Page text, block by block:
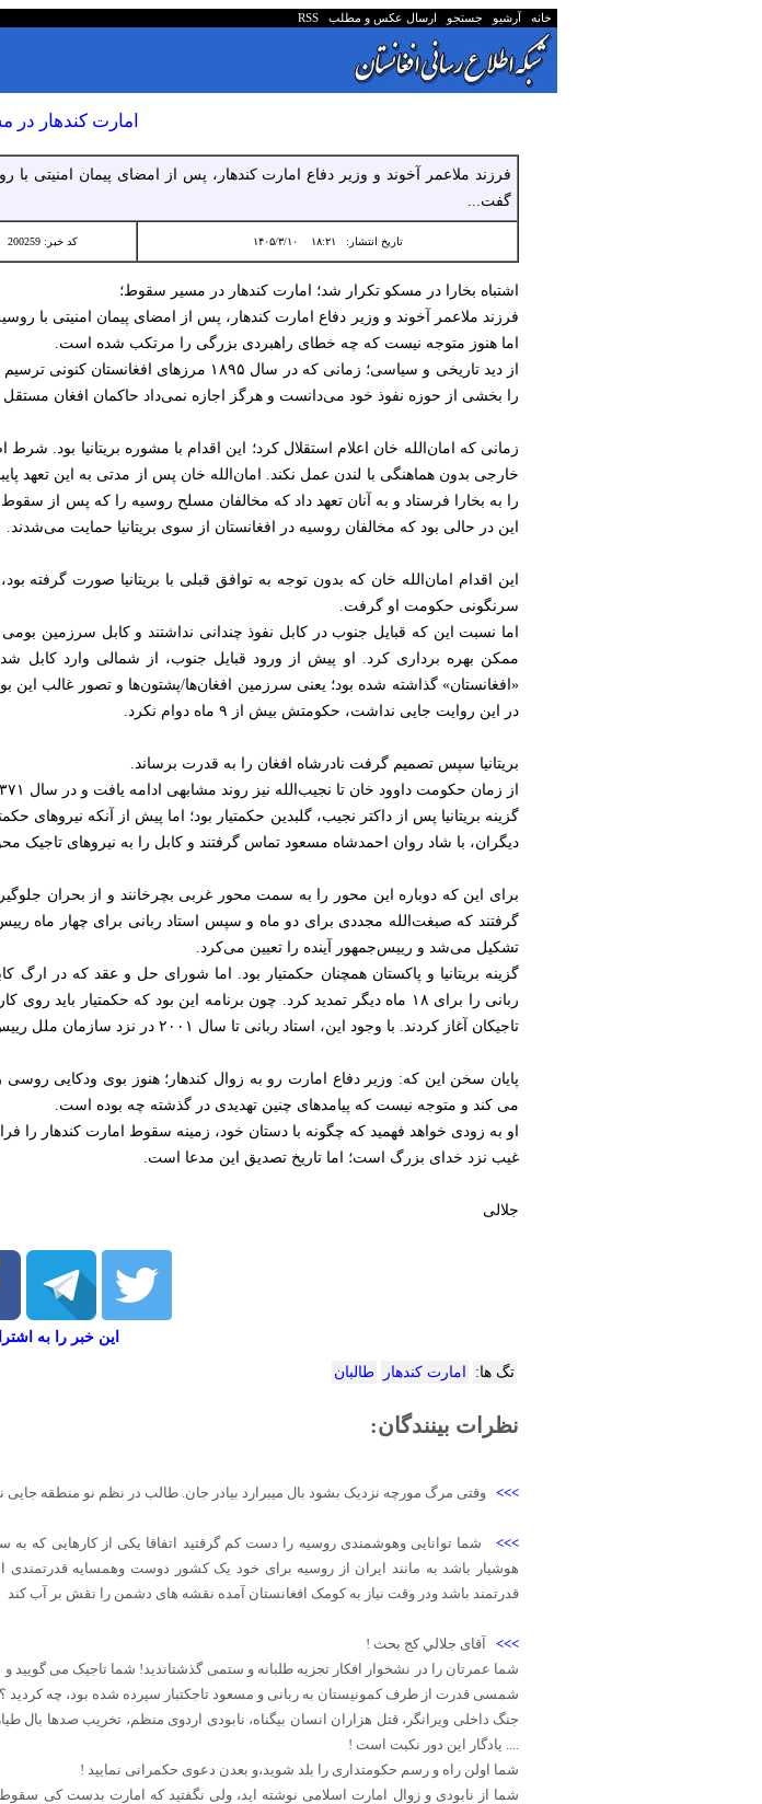
خانه آرشیو جستجو ارسال عکس و مطلب RSS
امارت کندهار
فرزند ملاعمر آخوند و وزیر دفاع امارت کندهار، پس از امضای پیمان امنیتی
گفت...
تاریخ انتشار: ۱۸:۲۱ ۱۴۰۵/۳/۱۰ کد خبر: 200259
اشتباه بخارا در مسکو تکرار شد؛ امارت کندهار در مسیر سقوط؛
فرزند ملاعمر آخوند و وزیر دفاع امارت کندهار، پس از امضای پیمان امنیتی با
اما هنوز متوجه نیست که چه خطای راهبردی بزرگی را مرتکب شده است.
از دید تاریخی و سیاسی؛ زمانی که در سال
را بخشی از حوزه نفوذ خود می‌دانست و هرگز اجازه نمی‌داد حاکمان افغان مستقل
زمانی که امان‌الله خان اعلام استقلال کرد؛ این اقدام با مشوره بریتانیا بود.
خارجی بدون هماهنگی با لندن عمل نکند. امان‌الله خان پس از مدتی به این تعهد
این در حالی بود که مخالفان روسیه در افغانستان از سوی بریتانیا حمایت می‌شدند.
این اقدام امان‌الله خان که بدون توجه به توافق قبلی با بریتانیا صورت گرفته
سرنگونی حکومت او گرفت.
اما نسبت این که قبایل جنوب در کابل نفوذ چندانی نداشتند و کابل سرزمین
ممکن بهره‌ برداری کرد. او پیش از ورود قبایل جنوب، از شمالی وارد کابل
«افغانستان» گذاشته شده بود؛ یعنی سرزمین افغان‌ها/پشتون‌ها و تصور غالب این
در این روایت جایی نداشت، حکومتش بیش از ۹ ماه دوام نکرد.
بریتانیا سپس تصمیم گرفت نادرشاه افغان را به قدرت برساند.
از زمان حکومت داوود خان تا نجیب‌الله نیز روند مشابهی ادامه یافت و در سال ۱۳۷۱ و پس از پیروزی مجاهدان، داستان حبیب‌الله کلکانی دوباره تکرار شد.
گزینه بریتانیا پس از داکتر نجیب، گلبدین حکمتیار بود؛ اما پیش از آنکه نیروهای
دیگران، با شاد روان احمدشاه مسعود تماس گرفتند و کابل را به نیروهای تاجیک‌
برای این که دوباره این محور را به سمت محور غربی بچرخانند و از بحران
گرفتند که صبغت‌الله مجددی برای دو ماه و سپس استاد ربانی برای چهار ماه
تشکیل می‌شد و رییس‌جمهور آینده را تعیین می‌کرد.
گزینه بریتانیا و پاکستان همچنان حکمتیار بود. اما شورای حل و عقد که در
ربانی را برای ۱۸ ماه دیگر تمدید کرد. چون برنامه این بود که
تاجیکان آغاز کردند. با وجود این، استاد ربانی تا سال ۲۰۰۱ در نزد سازمان ملل رییس‌جمهور رسمی افغانستان باقی ماند.
پایان سخن این که: وزیر دفاع امارت رو به زوال کندهار؛ هنوز بوی ودکایی
می کند و متوجه نیست که پیامدهای چنین تهدیدی در گذشته چه بوده است.
او به‌ زودی خواهد فهمید که چگونه با دستان خود، زمینه سقوط امارت کندهار را
غیب نزد خدای بزرگ است؛ اما تاریخ تصدیق این مدعا است.
جلالی
این خبر را به
تگ ها: امارت کندهار طالبان
نظرات بینندگان:
>>> وقتی مرگ مورچه نزدیک بشود بال میبرارد بیادر جان. طالب در نظم نو منطقه
>>> شما توانایی وهوشمندی روسیه را دست کم گرقتید اتفاقا یکی از کارهایی که
هوشیار باشد به مانند ایران از روسیه برای خود یک کشور دوست وهمسایه قدرتمندی
قدرتمند باشد ودر وقت نیاز به کومک افغانستان آمده نقشه های دشمن را نقش بر آب کند
>>> آقای جلالي کج بحث !
شمسی قدرت از طرف کمونیستان به ربانی و مسعود تاجکتبار سپرده شده بود، چه کردید ؟
جنگ داخلی ویرانگر، قتل هزاران انسان بیگناه، نابودی اردوی منظم، تخریب صدها
.... یادگار این دور نکبت است !
شما اولن راه و رسم حکومتداری را بلد شوید،و بعدن دعوی حکمرانی نمایید !
شما از نابودی و زوال امارت اسلامی نوشته اید، ولی نگفتید که امارت بدست کی